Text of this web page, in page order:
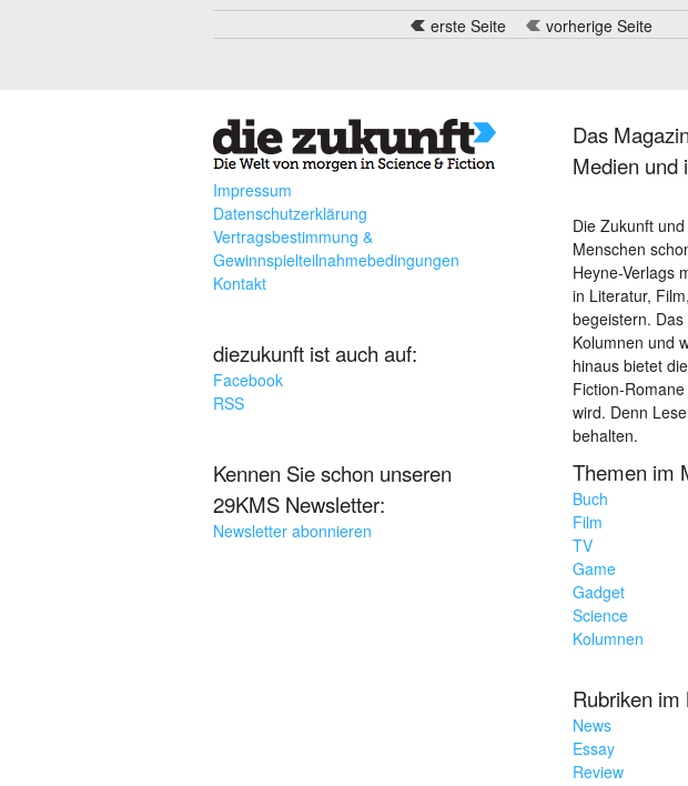
Seiten erste Seite vorherige Seite
Impressum
Datenschutzerklärung
Vertragsbestimmung &
Gewinnspielteilnahmebedingungen
Kontakt
diezukunft ist auch auf:
Facebook
RSS
Kennen Sie schon unseren
29KMS Newsletter:
Newsletter abonnieren
Das
Medien und
Die Zukunft
Menschen
Heyne-Verlags
in Literatur,
begeistern.
Kolumnen und
hinaus bietet
Fiction-
wird. Denn
behalten.
Themen im
Buch
Film
TV
Game
Gadget
Science
Kolumnen
Rubriken im
News
Essay
Review